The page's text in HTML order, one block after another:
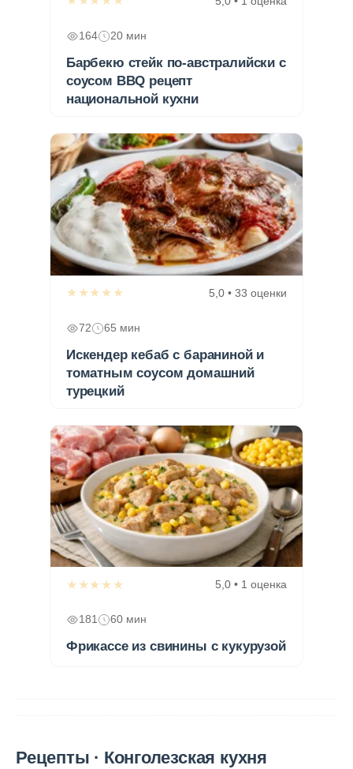
164 20 мин
Барбекю стейк по-австралийски с
соусом BBQ рецепт
национальной кухни
★★★★★ 5,0 • 33 оценки
72 65 мин
Искендер кебаб с бараниной и
томатным соусом домашний
турецкий
★★★★★ 5,0 • 1 оценка
181 60 мин
Фрикассе из свинины с кукурузой
Рецепты · Конголезская кухня